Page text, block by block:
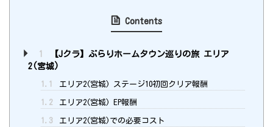
Contents
1
【Jクラ】ぶらりホームタウン巡りの旅 エリア
2(宮城)
1.1 エリア2(宮城) ステージ10初回クリア報酬
1.2 エリア2(宮城) EP報酬
1.3 エリア2(宮城)での必要コスト